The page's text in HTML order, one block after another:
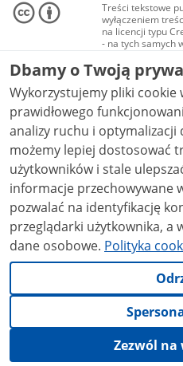
Treści tekstowe
wyłączeniem
na licencji typu
- na tych samych
Materiały
audio i wideo, są
Creative
niekomercyjne -
NC-ND 4.0), o ile
Dbamy o Twoją
Wykorzystujemy pliki cookie
prawidłowego
analizy ruchu i optymalizacji
możemy lepiej dostosować
użytkowników i stale ulepszać nasze
informacje przechowywane
pozwalać na identyfikację
przeglądarki użytkownika, a
dane osobowe. Polityka
Zezwól na